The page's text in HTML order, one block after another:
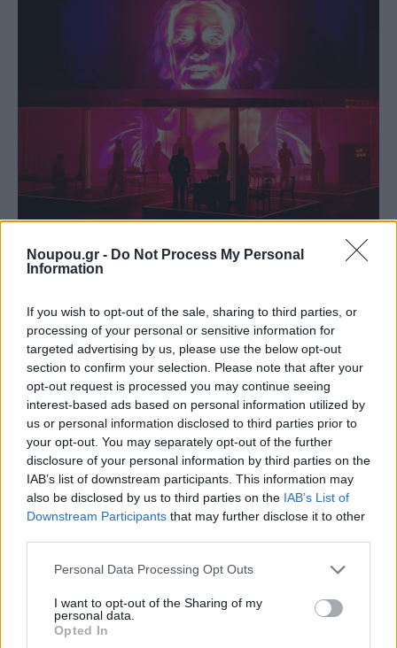
Noupou.gr - Do Not Process My Personal
Information
If you wish to opt-out of the sale, sharing to third parties, or
processing of your personal or sensitive information for
targeted advertising by us, please use the below opt-out
section to confirm your selection. Please note that after your
opt-out request is processed you may continue seeing
interest-based ads based on personal information utilized by
us or personal information disclosed to third parties prior to
your opt-out. You may separately opt-out of the further
disclosure of your personal information by third parties on the
IAB’s list of downstream participants. This information may
also be disclosed by us to third parties on the IAB’s List of
Downstream Participants that may further disclose it to other
Please note that this website/app uses one or more Google
not limited to your visit or usage behaviour. You may click to
grant or deny consent to Google and its third-party tags to
use your data for below specified purposes in below Google
Personal Data Processing Opt Outs
I want to opt-out of the Sharing of my
personal data.
Opted In
sold-out, επιστρέφει στην Κεντρική Σκηνή από τις 12
Νοεμβρίου 2026 έως τις 13 Δεκεμβρίου 2026. West
End του Λονδίνου, Broadway της Νέας Υόρκης και
Στέγη στην Αθήνα είναι μερικές από τις στάσεις της
πολυβραβευμένης με Tony και Olivier παράστασης
του Βρετανού θεατρικού συγγραφέα και σκηνοθέτη
που συνεχίζει να δημιουργεί νέες τοπικές εκδοχές ανά
τον κόσμο, με πιο πρόσφατη τη γερμανική. Το
εξουσίας και του ανθρώπινου ορίου. Με αμείωτη
ένταση, σαρδόνιο χιούμορ και σκηνές που